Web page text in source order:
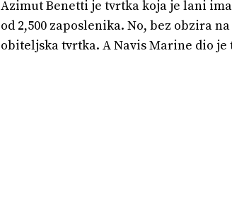
Azimut Benetti je tvrtka koja je lani
od 2,500 zaposlenika. No, bez obzira
obiteljska tvrtka. A Navis Marine dio